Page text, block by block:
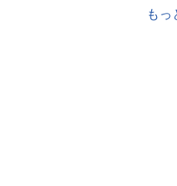
もっ